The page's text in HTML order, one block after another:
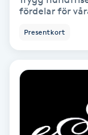
Reikihealing
fördelar för
Presentkort